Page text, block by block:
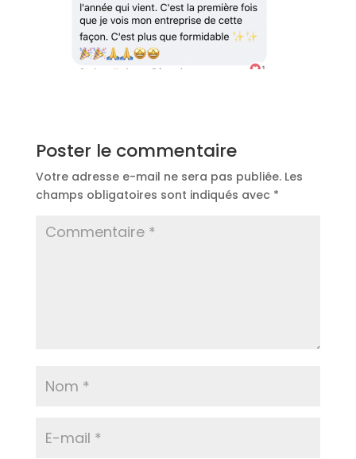
Poster le commentaire
Votre adresse e-mail ne sera pas publiée. Les
champs obligatoires sont indiqués avec *